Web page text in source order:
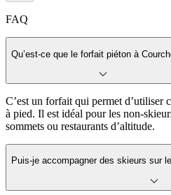
FAQ
Qu’est-ce que le forfait piéton à
C’est un forfait qui permet d’utiliser
à pied. Il est idéal pour les non-
sommets ou restaurants d’altitude.
Puis-je accompagner des skieurs sur